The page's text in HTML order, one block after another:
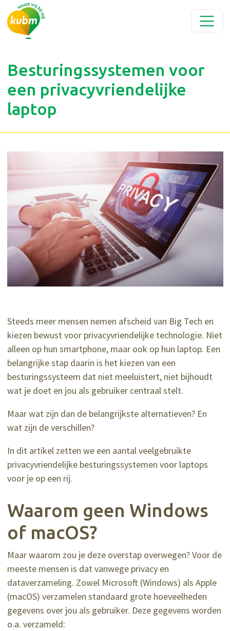
Besturingssystemen voor
een privacyvriendelijke
laptop
Steeds meer mensen nemen afscheid van Big Tech en
kiezen bewust voor privacyvriendelijke technologie. Niet
alleen op hun smartphone, maar ook op hun laptop. Een
belangrijke stap daarin is het kiezen van een
besturingssysteem dat niet meeluistert, niet bijhoudt
wat je doet en jou als gebruiker centraal stelt.
Maar wat zijn dan de belangrijkste alternatieven? En
wat zijn de verschillen?
In dit artikel zetten we een aantal veelgebruikte
privacyvriendelijke besturingssystemen voor laptops
voor je op een rij.
Waarom geen Windows
of macOS?
Maar waarom zou je deze overstap overwegen? Voor de
meeste mensen is dat vanwege privacy en
dataverzameling. Zowel Microsoft (Windows) als Apple
(macOS) verzamelen standaard grote hoeveelheden
gegevens over jou als gebruiker. Deze gegevens worden
o.a. verzameld: